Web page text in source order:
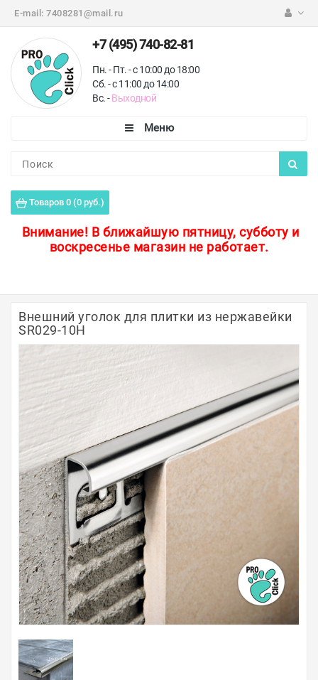
E-mail: 7408281@mail.ru
+7 (495) 740-82-81
Пн. - Пт. - с 10:00 до 18:00
Сб. - с 11:00 до 14:00
Вс. -Выходной
Товаров 0 (0 руб.)
Внимание! В ближайшую пятницу, субботу и
воскресенье магазин не работает.
Пороги для пола
Защитные уголки
Полосы из металла
Плинтуса
Профили для стекла и SPC
Обводы для труб
Алюминиевые профили
Крепёж и крепления
Садовая мебель
Оплата
Доставка
Самовывоз
Акции
Внешний уголок для плитки из нержавейки
SR029-10H